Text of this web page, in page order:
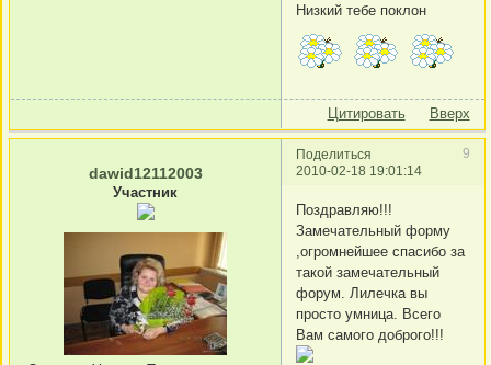
Низкий тебе поклон
Цитировать Вверх
Поделиться
9
2010-02-18 19:01:14
dawid12112003
Участник
Поздравляю!!!
Замечательный форму
,огромнейшее спасибо за
такой замечательный
форум. Лилечка вы
просто умница. Всего
Вам самого доброго!!!